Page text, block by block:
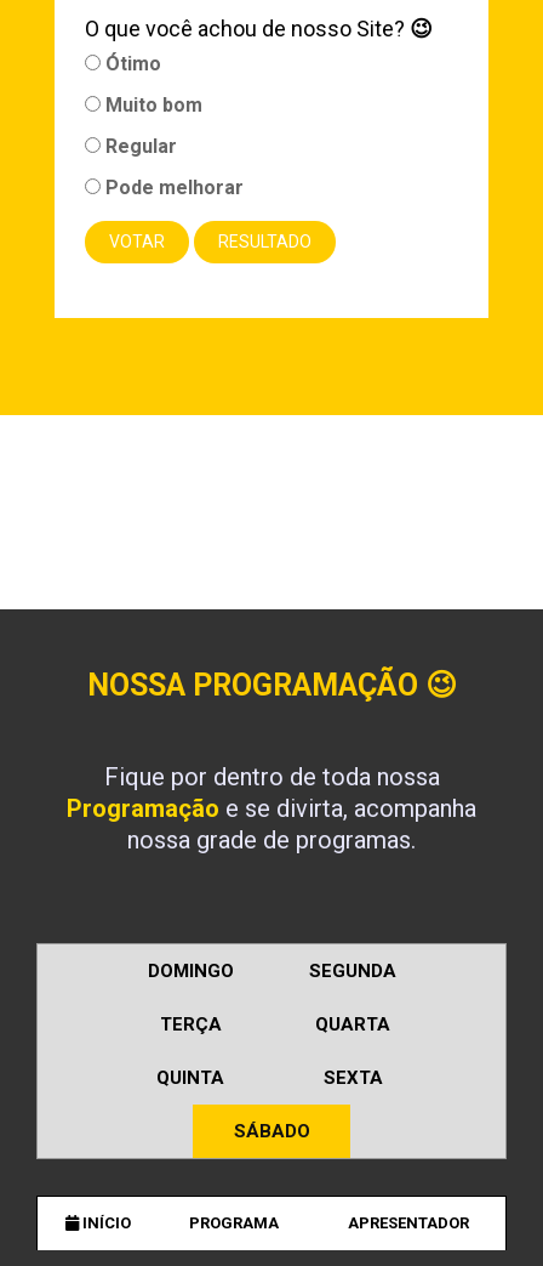
O que você achou de nosso Site? 😉
Ótimo
Muito bom
Regular
Pode melhorar
NOSSA PROGRAMAÇÃO 😉
Fique por dentro de toda nossa
Programação e se divirta, acompanha
nossa grade de programas.
DOMINGO SEGUNDA
TERÇA QUARTA
QUINTA SEXTA
SÁBADO
INÍCIO PROGRAMA APRESENTADOR